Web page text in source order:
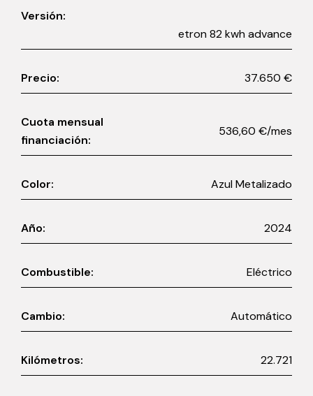
Versión:
etron 82 kwh advance
Precio: 37.650 €
Cuota mensual
financiación:
536,60 €/mes
Color: Azul Metalizado
Año: 2024
Combustible: Eléctrico
Cambio: Automático
Kilómetros: 22.721